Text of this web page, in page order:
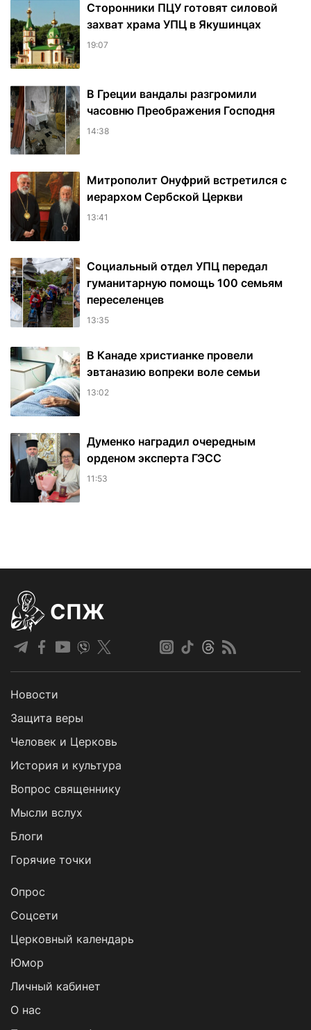
Сторонники ПЦУ готовят силовой
захват храма УПЦ в Якушинцах
19:07
В Греции вандалы разгромили
часовню Преображения Господня
14:38
Митрополит Онуфрий встретился с
иерархом Сербской Церкви
13:41
Социальный отдел УПЦ передал
гуманитарную помощь 100 семьям
переселенцев
13:35
В Канаде христианке провели
эвтаназию вопреки воле семьи
13:02
Думенко наградил очередным
орденом эксперта ГЭСС
11:53
СПЖ
Новости
Защита веры
Человек и Церковь
История и культура
Вопрос священнику
Мысли вслух
Блоги
Горячие точки
Опрос
Cоцсети
Церковный календарь
Юмор
Личный кабинет
О нас